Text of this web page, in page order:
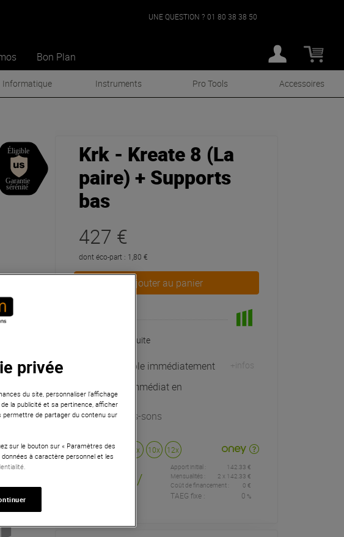
Bon Plan
UNE QUESTION ? 01 80 38 38 50
Informatique Instruments Pro Tools Accessoires
Krk - Kreate 8 (La
paire) + Supports
bas
427 €
dont éco-part : 1,80 €
Ajouter au panier
Livraison Gratuite
Expédiable immédiatement +infos
Retrait immédiat en
magasin
à Univers-sons
Payer en 3x 4x 10x 12x
/
Apport initial :
142.33 €
Mensualités :
2 x 142.33 €
Coût de financement :
0 €
TAEG fixe : 0 %
privée
du site, personnaliser l’affichage
la publicité et sa pertinence, afficher
permettre de partager du contenu sur
sur le bouton sur « Paramètres des
à caractère personnel et les